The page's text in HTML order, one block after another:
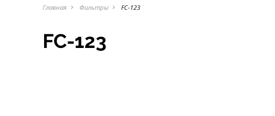
Главная navigate_next Фильтры navigate_next FC-123
FC-123